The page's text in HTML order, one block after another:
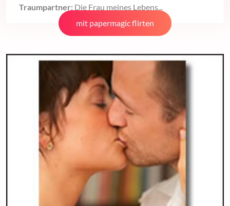
Traumpartner: Die Frau meines Lebens...
mit papermagic flirten